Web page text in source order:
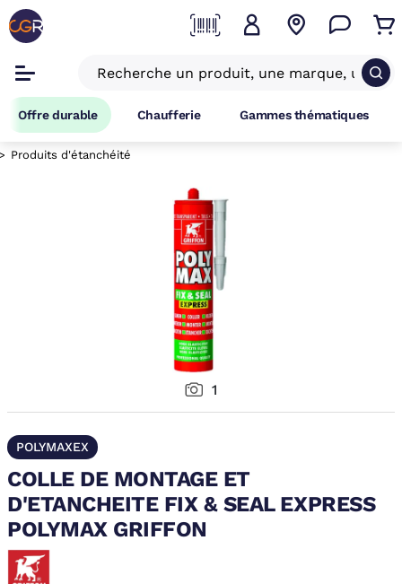
Offre durable Chaufferie Gammes thématiques
Produits d'étanchéité
1
POLYMAXEX
COLLE DE MONTAGE ET
D'ETANCHEITE FIX & SEAL EXPRESS
POLYMAX GRIFFON